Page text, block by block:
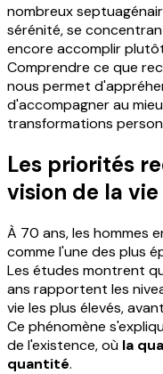
nombreux
sérénité, se
encore accomplir
Comprendre ce que
nous permet
d'accompagner au
transformations
Les priorités
vision de la
À 70 ans, les hommes
comme l'une des plus
Les études montrent
ans rapportent les
vie les plus élevés,
Ce phénomène
de l'existence, où la
quantité.